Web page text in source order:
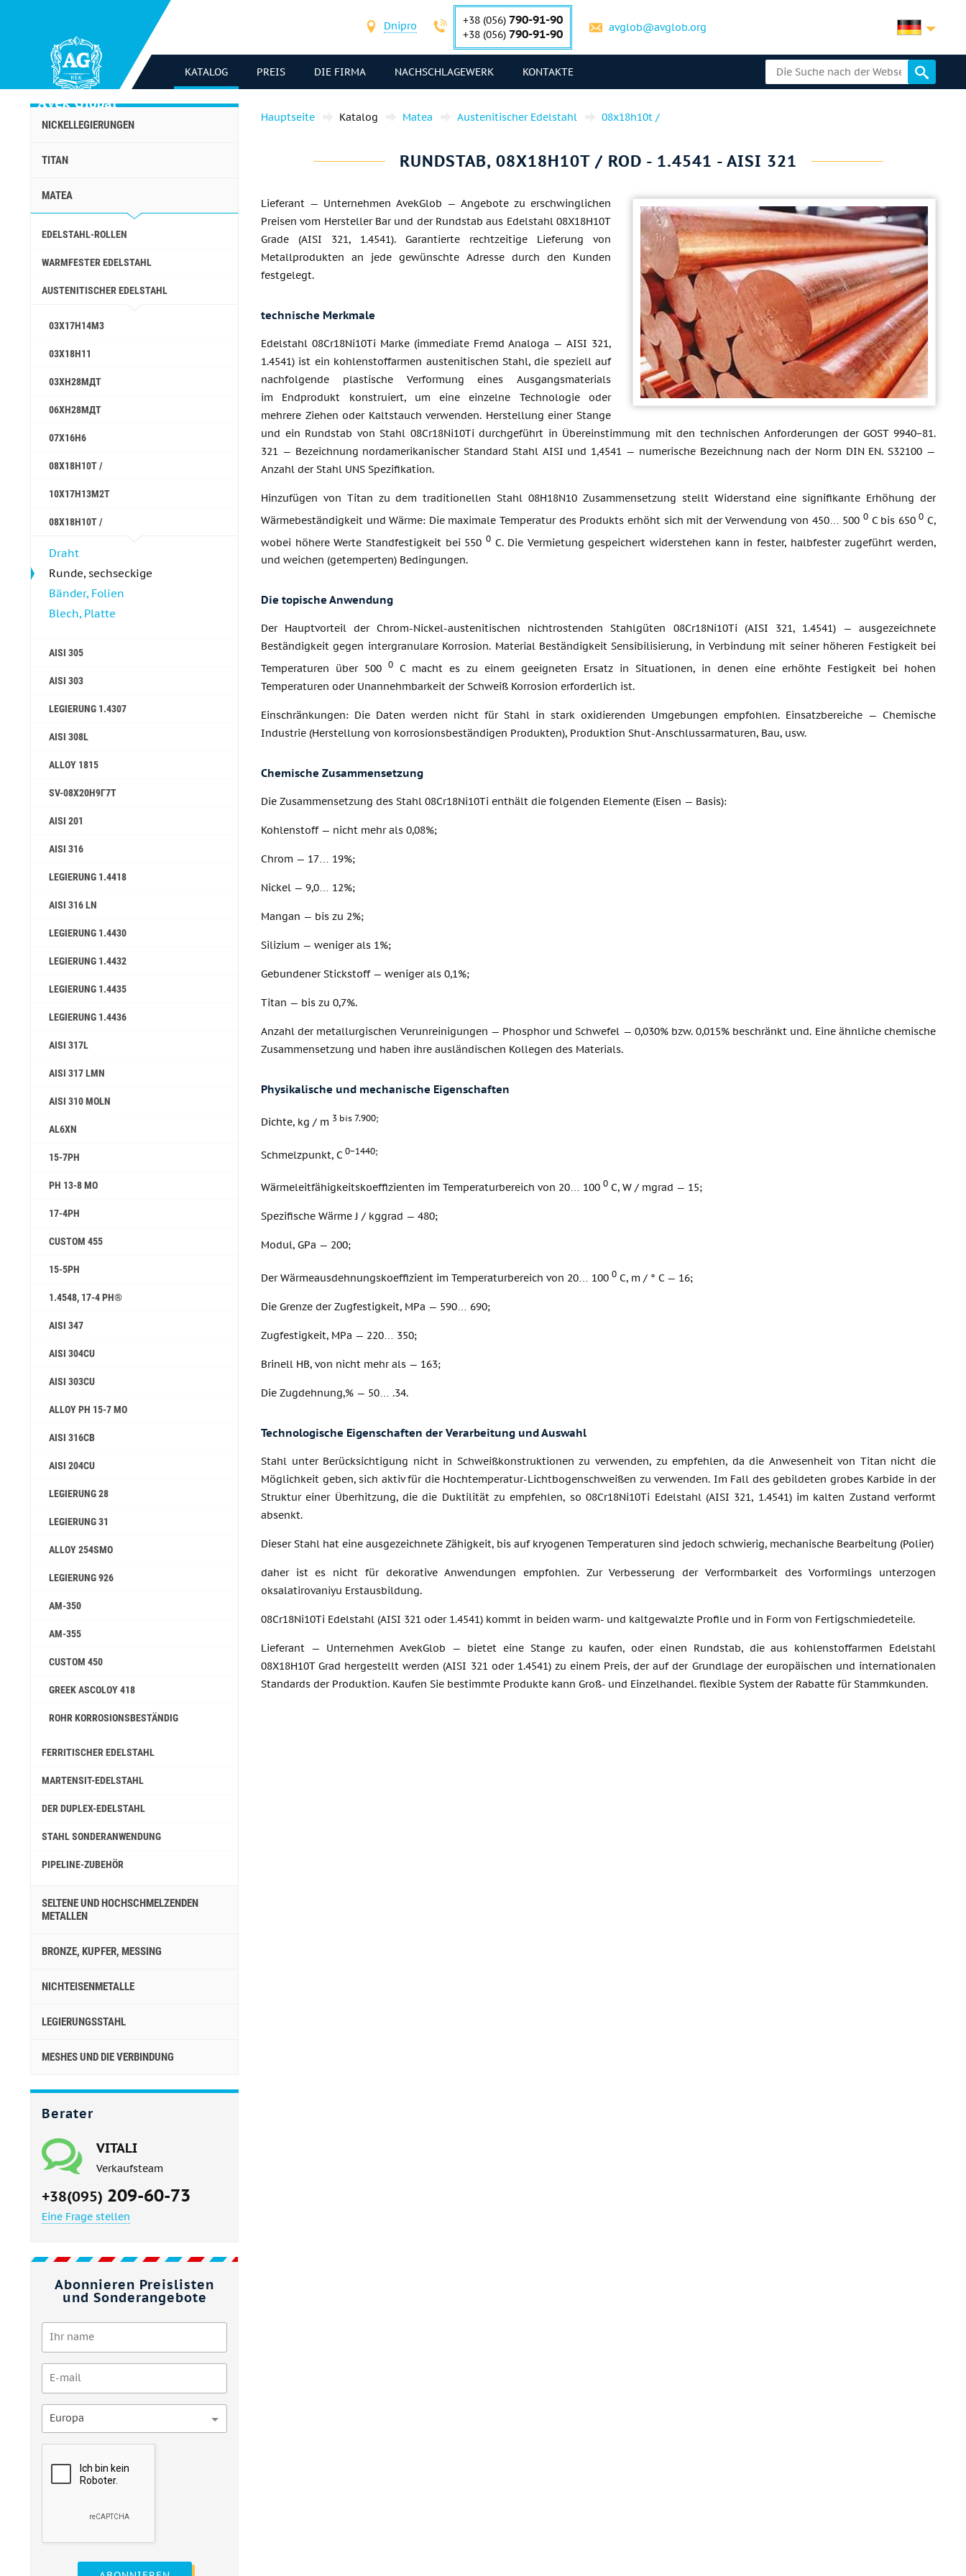
Dnipro +38 (056) 790-91-90
+38 (056) 790-91-90 avglob@avglob.org
KATALOG PREIS DIE FIRMA NACHSCHLAGEWERK KONTAKTE
NICKELLEGIERUNGEN
TITAN
MATEA
EDELSTAHL-ROLLEN
WARMFESTER EDELSTAHL
AUSTENITISCHER EDELSTAHL
03Х17Н14М3
03Х18Н11
03ХН28МДТ
06ХН28МДТ
07Х16Н6
08X18H10T /
10Х17Н13М2Т
08X18H10T /
Draht
Runde, sechseckige
Bänder, Folien
Blech, Platte
AISI 305
AISI 303
LEGIERUNG 1.4307
AISI 308L
ALLOY 1815
SV-08Х20Н9Г7Т
AISI 201
AISI 316
LEGIERUNG 1.4418
AISI 316 LN
LEGIERUNG 1.4430
LEGIERUNG 1.4432
LEGIERUNG 1.4435
LEGIERUNG 1.4436
AISI 317L
AISI 317 LMN
AISI 310 MOLN
AL6XN
15-7PH
PH 13-8 MO
17-4PH
CUSTOM 455
15-5PH
1.4548, 17-4 PH®
AISI 347
AISI 304CU
AISI 303CU
ALLOY PH 15-7 MO
AISI 316CB
AISI 204CU
LEGIERUNG 28
LEGIERUNG 31
ALLOY 254SMO
LEGIERUNG 926
AM-350
AM-355
СUSTOM 450
GREEK ASCOLOY 418
ROHR KORROSIONSBESTÄNDIG
FERRITISCHER EDELSTAHL
MARTENSIT-EDELSTAHL
DER DUPLEX-EDELSTAHL
STAHL SONDERANWENDUNG
PIPELINE-ZUBEHÖR
SELTENE UND HOCHSCHMELZENDEN
METALLEN
BRONZE, KUPFER, MESSING
NICHTEISENMETALLE
LEGIERUNGSSTAHL
MESHES UND DIE VERBINDUNG
Berater
VITALI
Verkaufsteam
+38(095) 209-60-73
Eine Frage stellen
Abonnieren Preislisten
und Sonderangebote
Europa
Hauptseite Katalog Matea Austenitischer Edelstahl 08x18h10t /
RUNDSTAB, 08X18H10T / ROD - 1.4541 - AISI 321
Lieferant — Unternehmen AvekGlob — Angebote zu erschwinglichen
Preisen vom Hersteller Bar und der Rundstab aus Edelstahl 08X18H10T
Grade (AISI 321, 1.4541). Garantierte rechtzeitige Lieferung von
Metallprodukten an jede gewünschte Adresse durch den Kunden
festgelegt.
technische Merkmale
Edelstahl 08Cr18Ni10Ti Marke (immediate Fremd Analoga — AISI 321,
1.4541) ist ein kohlenstoffarmen austenitischen Stahl, die speziell auf
nachfolgende plastische Verformung eines Ausgangsmaterials
im Endprodukt konstruiert, um eine einzelne Technologie oder
mehrere Ziehen oder Kaltstauch verwenden. Herstellung einer Stange
und ein Rundstab von Stahl 08Cr18Ni10Ti durchgeführt in Übereinstimmung mit den technischen Anforderungen der GOST 9940−81.
321 — Bezeichnung nordamerikanischer Standard Stahl AISI und 1,4541 — numerische Bezeichnung nach der Norm DIN EN. S32100 —
Anzahl der Stahl UNS Spezifikation.
Hinzufügen von Titan zu dem traditionellen Stahl 08H18N10 Zusammensetzung stellt Widerstand eine signifikante Erhöhung der
Wärmebeständigkeit und Wärme: Die maximale Temperatur des Produkts erhöht sich mit der Verwendung von 450… 500 0C bis 6500 C,
wobei höhere Werte Standfestigkeit bei 550 0C. Die Vermietung gespeichert widerstehen kann in fester, halbfester zugeführt werden,
und weichen (getemperten) Bedingungen.
Die topische Anwendung
Der Hauptvorteil der Chrom-Nickel-austenitischen nichtrostenden Stahlgüten 08Cr18Ni10Ti (AISI 321, 1.4541) — ausgezeichnete
Beständigkeit gegen intergranulare Korrosion. Material Beständigkeit Sensibilisierung, in Verbindung mit seiner höheren Festigkeit bei
Temperaturen über 500 0 C macht es zu einem geeigneten Ersatz in Situationen, in denen eine erhöhte Festigkeit bei hohen
Temperaturen oder Unannehmbarkeit der Schweiß Korrosion erforderlich ist.
Einschränkungen: Die Daten werden nicht für Stahl in stark oxidierenden Umgebungen empfohlen. Einsatzbereiche — Chemische
Industrie (Herstellung von korrosionsbeständigen Produkten), Produktion Shut-Anschlussarmaturen, Bau, usw.
Chemische Zusammensetzung
Die Zusammensetzung des Stahl 08Cr18Ni10Ti enthält die folgenden Elemente (Eisen — Basis):
Kohlenstoff — nicht mehr als 0,08%;
Chrom — 17… 19%;
Nickel — 9,0… 12%;
Mangan — bis zu 2%;
Silizium — weniger als 1%;
Gebundener Stickstoff — weniger als 0,1%;
Titan — bis zu 0,7%.
Anzahl der metallurgischen Verunreinigungen — Phosphor und Schwefel — 0,030% bzw. 0,015% beschränkt und. Eine ähnliche chemische
Zusammensetzung und haben ihre ausländischen Kollegen des Materials.
Physikalische und mechanische Eigenschaften
Dichte, kg / m 3 bis 7.900;
Schmelzpunkt, C 0−1440;
Wärmeleitfähigkeitskoeffizienten im Temperaturbereich von 20… 100 0 C, W / mgrad — 15;
Spezifische Wärme J / kggrad — 480;
Modul, GPa — 200;
Der Wärmeausdehnungskoeffizient im Temperaturbereich von 20… 100 0 C, m / ° C — 16;
Die Grenze der Zugfestigkeit, MPa — 590… 690;
Zugfestigkeit, MPa — 220… 350;
Brinell HB, von nicht mehr als — 163;
Die Zugdehnung,% — 50… .34.
Technologische Eigenschaften der Verarbeitung und Auswahl
Stahl unter Berücksichtigung nicht in Schweißkonstruktionen zu verwenden, zu empfehlen, da die Anwesenheit von Titan nicht die
Möglichkeit geben, sich aktiv für die Hochtemperatur-Lichtbogenschweißen zu verwenden. Im Fall des gebildeten grobes Karbide in der
Struktur einer Überhitzung, die die Duktilität zu empfehlen, so 08Cr18Ni10Ti Edelstahl (AISI 321, 1.4541) im kalten Zustand verformt
absenkt.
Dieser Stahl hat eine ausgezeichnete Zähigkeit, bis auf kryogenen Temperaturen sind jedoch schwierig, mechanische Bearbeitung (Polier)
daher ist es nicht für dekorative Anwendungen empfohlen. Zur Verbesserung der Verformbarkeit des Vorformlings unterzogen
oksalatirovaniyu Erstausbildung.
08Cr18Ni10Ti Edelstahl (AISI 321 oder 1.4541) kommt in beiden warm- und kaltgewalzte Profile und in Form von Fertigschmiedeteile.
Lieferant — Unternehmen AvekGlob — bietet eine Stange zu kaufen, oder einen Rundstab, die aus kohlenstoffarmen Edelstahl
08X18H10T Grad hergestellt werden (AISI 321 oder 1.4541) zu einem Preis, der auf der Grundlage der europäischen und internationalen
Standards der Produktion. Kaufen Sie bestimmte Produkte kann Groß- und Einzelhandel. flexible System der Rabatte für Stammkunden.